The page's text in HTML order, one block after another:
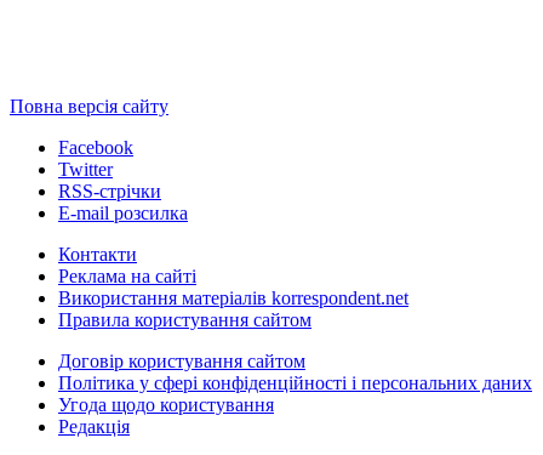
Повна версія сайту
Facebook
Twitter
RSS-стрічки
E-mail розсилка
Контакти
Реклама на сайті
Використання матеріалів korrespondent.net
Правила користування сайтом
Договір користування сайтом
Політика у сфері конфіденційності і персональних даних
Угода щодо користування
Редакція